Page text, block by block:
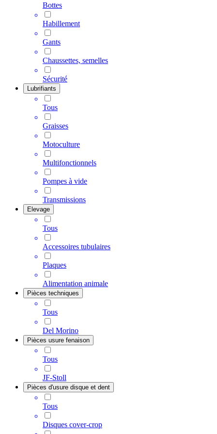
Bottes
Habillement
Gants
Chaussettes, semelles
Sécurité
Lubrifiants
Tous
Graisses
Motoculture
Multifonctionnels
Pompes à vide
Transmissions
Elevage
Tous
Accessoires tubulaires
Plaques
Alimentation animale
Pièces techniques
Tous
Del Morino
Pièces usure fenaison
Tous
JF-Stoll
Pièces d'usure disque et dent
Tous
Disques cover-crop